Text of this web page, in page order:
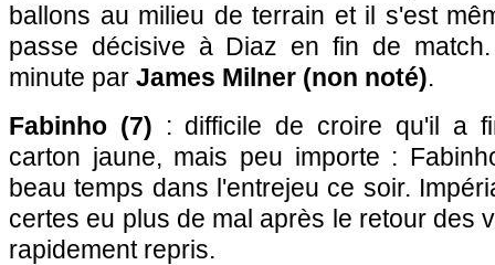
ballons au milieu de terrain et il s'est
passe décisive à Diaz en fin de
minute par James Milner (non noté).
Fabinho (7) : difficile de croire qu'il a
carton jaune, mais peu importe :
beau temps dans l'entrejeu ce soir.
certes eu plus de mal après le retour des
rapidement repris.